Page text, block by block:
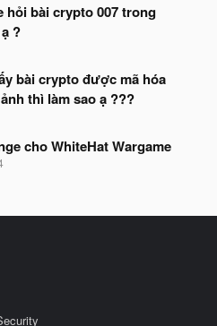
hỏi bài crypto 007 trong
?
bài crypto được mã hóa
thì làm sao ạ ???
cho WhiteHat Wargame